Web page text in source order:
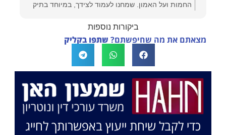
החמות ועל האמון. שמחנו לעמוד לצידך, במיוחד בתיק
בשבילך. בברכה, משרד עו"ד שמעון האן ונוטריון
ביקורות נוספות
מצאתם את מה שחיפשתם? שתפו בקליק
כדי לקבל שיחת ייעוץ באפשרותך לחייג